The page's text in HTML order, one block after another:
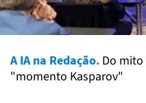
A IA na Redação. Do
"momento Kasparov"